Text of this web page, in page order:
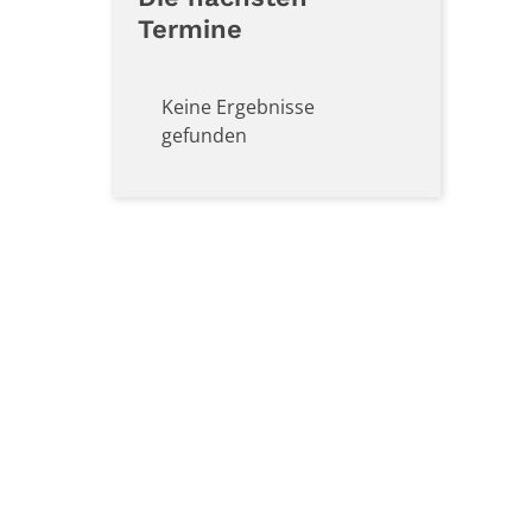
Termine
Keine Ergebnisse
gefunden